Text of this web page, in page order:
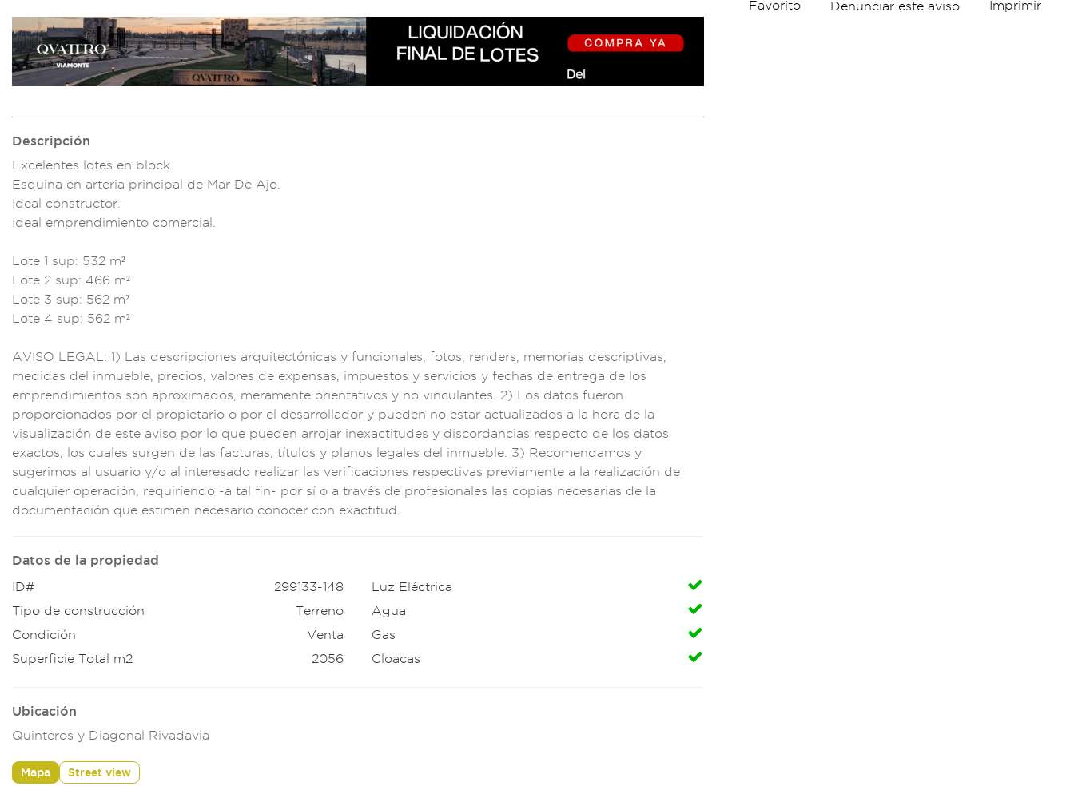
Descripción
Excelentes lotes en block.
Esquina en arteria principal de Mar De Ajo.
Ideal constructor.
Ideal emprendimiento comercial.
Lote 1 sup: 532 m²
Lote 2 sup: 466 m²
Lote 3 sup: 562 m²
Lote 4 sup: 562 m²
AVISO LEGAL: 1) Las descripciones arquitectónicas y funcionales, fotos, renders, memorias descriptivas,
medidas del inmueble, precios, val ores de expensas, impuestos y servicios y fechas de entrega de los
emprendimientos son aproximados, meramente orientativos y no vinculantes. 2) Los datos fueron
proporcionados por el propietario o por el desarrollador y pueden no estar actualizados a la hora de la
visualización de este aviso por lo que pueden arrojar inexactitudes y discordancias respecto de los datos
exactos, los cual es surgen de las facturas, títulos y planos legales del inmueble. 3) Recomendamos y
sugerimos al usuario y/o al interesado rea lizar las verificaciones respectivas previamente a la real ización de
cualquier operación , requiriendo -a tal fin- por sí o a través de profesionales las copias necesarias de la
documentación que estimen necesario conocer con exactitud.
Datos de la propiedad
ID#
299133-148
Tipo de construcción
Terreno
Condición
Venta
Superficie Total m2
2056
Luz Eléctrica
Agua
Gas
Cloacas
Ubicación
Quinteros y Diagonal Rivadavia
Mapa Street view
Favorito Denunciar este aviso Imprimir